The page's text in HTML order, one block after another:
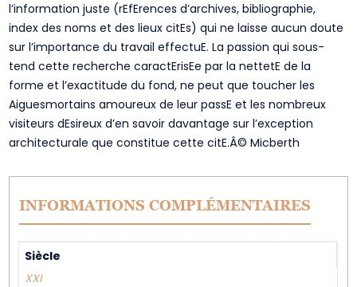
l’information juste (rEfErences d’archives, bibliographie,
index des noms et des lieux citEs) qui ne laisse aucun doute
sur l’importance du travail effectuE. La passion qui sous-
tend cette recherche caractErisEe par la nettetE de la
forme et l’exactitude du fond, ne peut que toucher les
Aiguesmortains amoureux de leur passE et les nombreux
visiteurs dEsireux d’en savoir davantage sur l’exception
architecturale que constitue cette citE.Â© Micberth
INFORMATIONS COMPLÉMENTAIRES
Siècle
XXI